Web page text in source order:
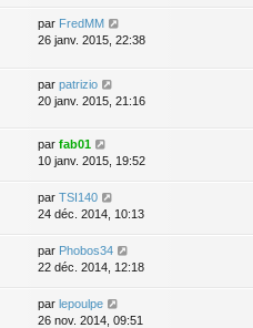
par FredMM
26 janv. 2015, 22:38
par patrizio
20 janv. 2015, 21:16
par fab01
10 janv. 2015, 19:52
par TSI140
24 déc. 2014, 10:13
par Phobos34
22 déc. 2014, 12:18
par lepoulpe
26 nov. 2014, 09:51